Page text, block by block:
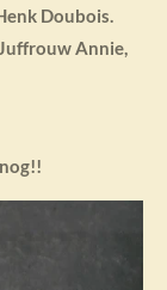
Doubois.
Annie,